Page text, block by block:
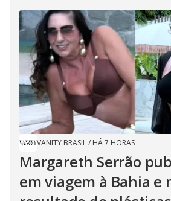
VANITY BRASIL/ HÁ 7 HORAS
Margareth Serrão
em viagem à Bahia e